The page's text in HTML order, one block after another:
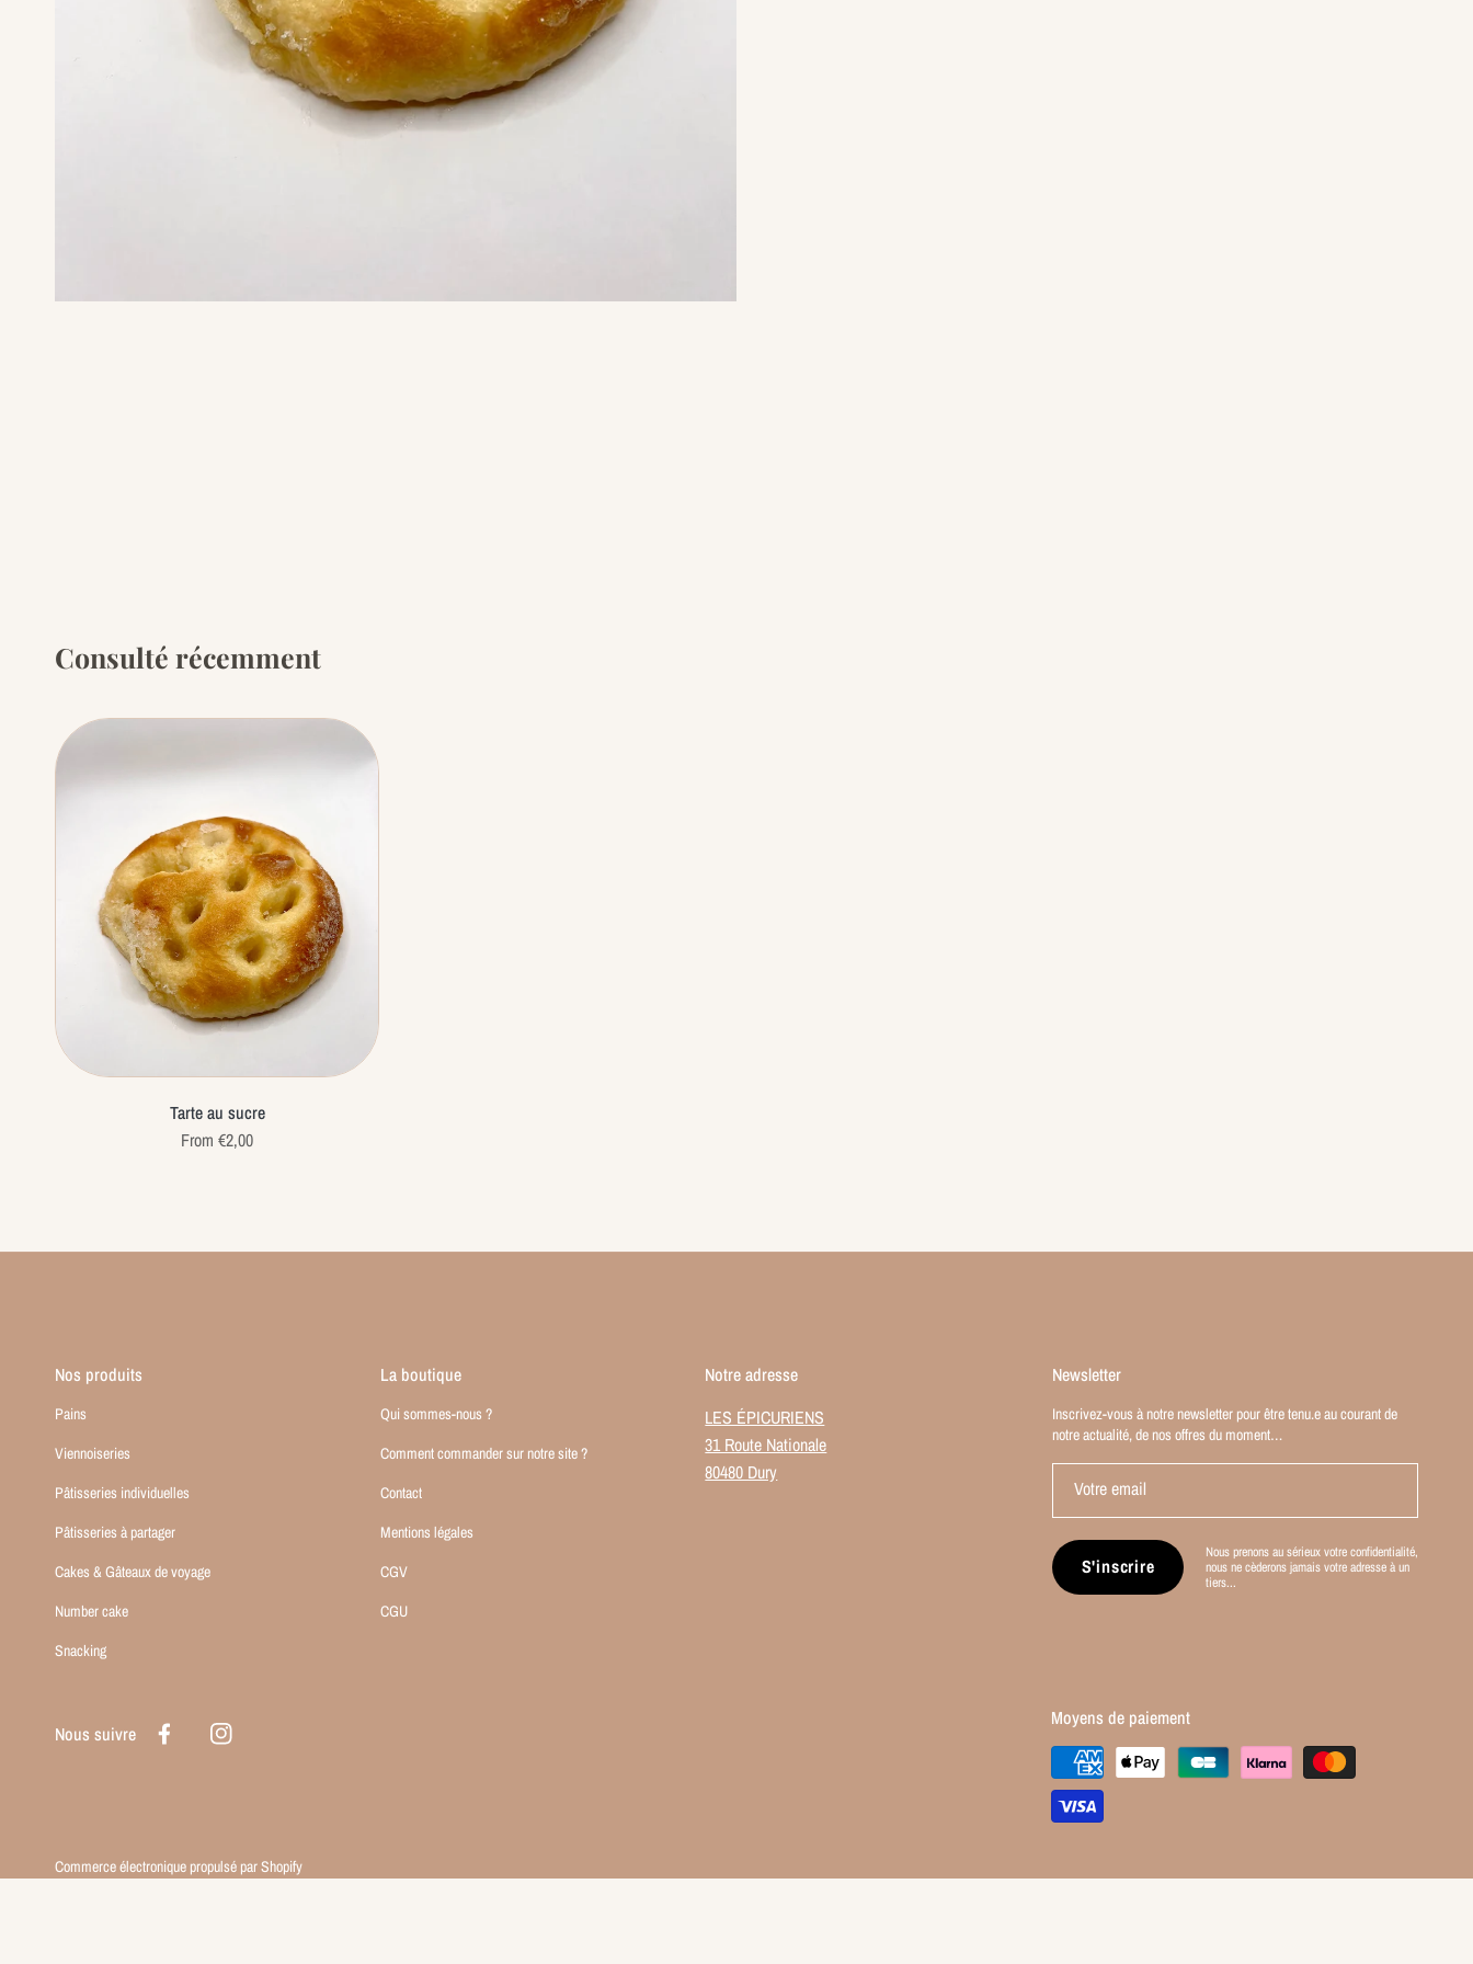
Consulté récemment
Tarte au sucre
From €2,00
Nos produits
Pains
Viennoiseries
Pâtisseries individuelles
Pâtisseries à partager
Cakes & Gâteaux de voyage
Number cake
Snacking
La boutique
Qui sommes-nous ?
Comment commander sur notre site ?
Contact
Mentions légales
CGV
CGU
Notre adresse
LES ÉPICURIENS
31 Route Nationale
80480 Dury
Newsletter
Inscrivez-vous à notre newsletter pour être tenu.e au courant de
notre actualité, de nos offres du moment…
Votre email
S'inscrire
Nous prenons au sérieux votre confidentialité,
nous ne cèderons jamais votre adresse à un
tiers...
Nous suivre FacebookInstagram
Moyens de paiement
Moyens
de
paiement
Commerce électronique propulsé par Shopify